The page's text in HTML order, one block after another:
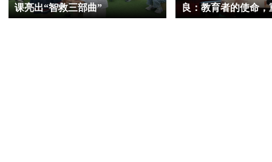
课亮出“智救三部曲”
良：教育者的使命